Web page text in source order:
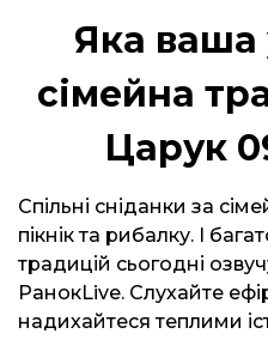
Яка ваша
сімейна
Царук
Спільні сніданки за
пікнік та рибалку. І
традицій сьогодні
РанокLive. Слухайте
надихайтеся теплими